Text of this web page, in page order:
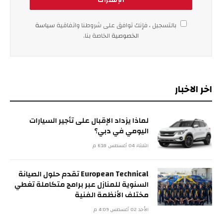
بالتسجيل ، فإنك توافق على شروطنا واتفاقية سياسة
الخصوصية الخاصة بنا.
اخر الاخبار
لماذا يزداد الإقبال على تأجير السيارات
اليومي في دبي؟
الثلاثاء 04 أغسطس 6:18 م
European Technical تقدم حلول الصيانة
السنوية للمنازل عبر برامج متكاملة تغطي
مختلف الأنظمة الفنية
الأحد 02 أغسطس 4:09 م